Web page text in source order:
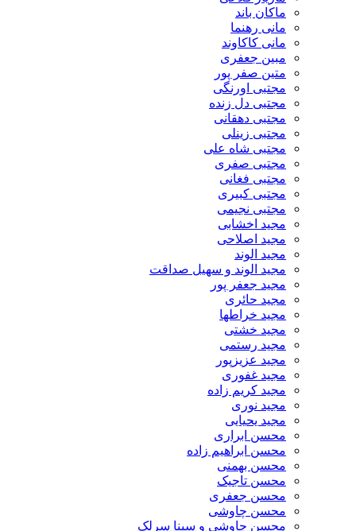
ماکان باند
مانی رهنما
مانی کاکاوند
مبین جعفری
متین صفر پور
مجتبی اورنگی
مجتبی دل زنده
مجتبی دهقانی
مجتبی زینلی
مجتبی شاه علی
مجتبی صفری
مجتبی فغانی
مجتبی کبیری
مجتبی نجیمی
مجید اخشابی
مجید اصلاحی
مجید الوند‎
مجید الوند و سهیل صداقت
مجید جعفر پور
مجید حائری
مجید خراطها
مجید خشتی
مجید رستمی
مجید عزیزپور
مجید غفوری
مجید کریم زاده
مجید نوری
مجید یحیایی
محسن ابراری
محسن ابراهیم زاده
محسن بهمنی
محسن تاجیک
محسن جعفری
محسن چاوشی
محسن چاوشی و سینا سرلک